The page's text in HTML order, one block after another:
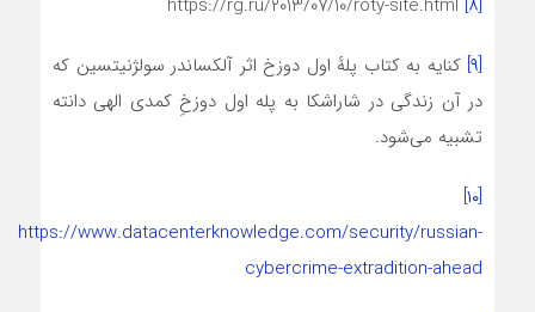
[۹]
کنایه به کتاب پلهٔ اول دوزخ اثر آلکساندر سولژنیتسین که
در آن زندگی در شاراشکا به پله اول دوزخِ کمدی الهی دانته
تشبیه می‌شود.
[۱۰]
https://www.datacenterknowledge.com/security/russian-
cybercrime-extradition-ahead